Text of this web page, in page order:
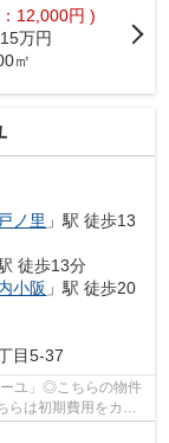
12,000円 )
15万円
㎡
ノ里 」駅 徒歩13
徒歩13分
小阪 」駅 徒歩20
目5-37
ユ」◎こちらの物件
は初期費用をカー